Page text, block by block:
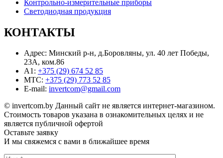
Контрольно-измерительные приборы
Светодиодная продукция
КОНТАКТЫ
Адрес: Минский р-н, д.Боровляны, ул. 40 лет Победы,
23A, ком.86
A1: +375 (29) 674 52 85
MТС: +375 (29) 773 52 85
E-mail: invertcom@gmail.com
© invertcom.by Данный сайт не является интернет-магазином.
Стоимость товаров указана в ознакомительных целях и не
является публичной офертой
Оставьте заявку
И мы свяжемся с вами в ближайшее время